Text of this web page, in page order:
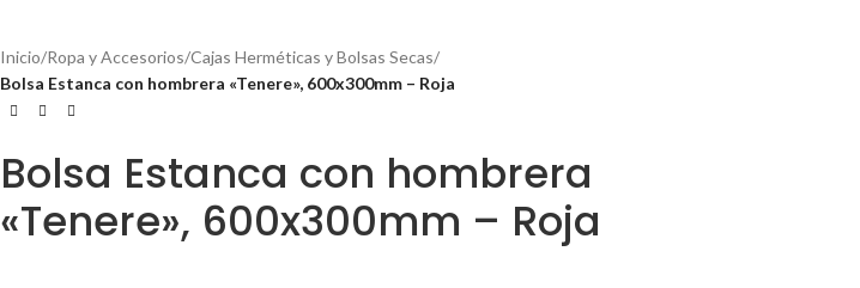
Inicio/Ropa y Accesorios/Cajas Herméticas y Bolsas Secas/
Bolsa Estanca con hombrera «Tenere», 600x300mm – Roja
Bolsa Estanca con hombrera
«Tenere», 600x300mm – Roja